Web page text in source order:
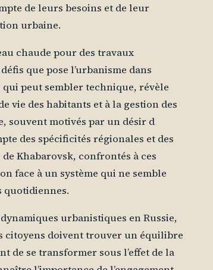
de leurs besoins et de leur
urbaine.
chaude pour des travaux
que pose l’urbanisme dans
peut sembler technique, révèle
vie des habitants et à la gestion des
souvent motivés par un désir d
des spécificités régionales et des
Khabarovsk, confrontés à ces
face à un système qui ne semble
quotidiennes.
urbanistiques en Russie,
citoyens doivent trouver un équilibre
de se transformer sous l’effet de la